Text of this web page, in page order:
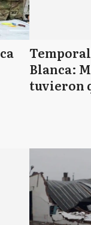
Blanca:
tuvieron